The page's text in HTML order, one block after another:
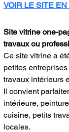
VOIR LE SITE
Site vitrine one-
travaux ou
Ce site vitrine a
petites
travaux intérieurs
Il convient
intérieure,
cuisine, petits
locales.